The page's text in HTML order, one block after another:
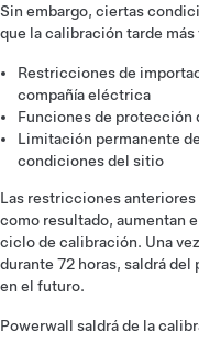
Sin embargo, ciertas
que la calibración tarde
Restricciones de
compañía eléctrica
Funciones de protección
Limitación permanente
condiciones del sitio
Las restricciones anteriores
como resultado, aumentan
ciclo de calibración. Una
durante 72 horas, saldrá
en el futuro.
Powerwall saldrá de la